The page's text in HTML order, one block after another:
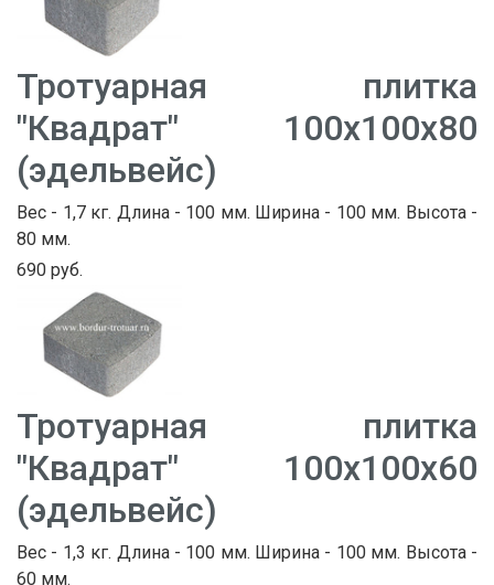
Тротуарная плитка
"Квадрат" 100х100х80
(эдельвейс)
Вес - 1,7 кг. Длина - 100 мм. Ширина - 100 мм. Высота -
80 мм.
690 руб.
Тротуарная плитка
"Квадрат" 100х100х60
(эдельвейс)
Вес - 1,3 кг. Длина - 100 мм. Ширина - 100 мм. Высота -
60 мм.